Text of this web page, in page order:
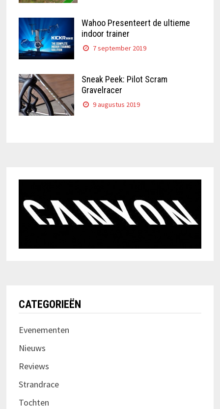
Wahoo Presenteert de ultieme
indoor trainer
7 september 2019
Sneak Peek: Pilot Scram
Gravelracer
9 augustus 2019
CATEGORIEËN
Evenementen
Nieuws
Reviews
Strandrace
Tochten